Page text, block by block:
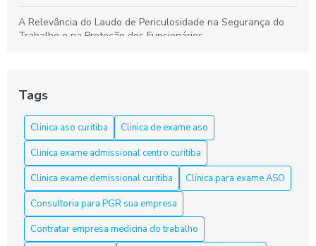
A Relevância do Laudo de Periculosidade na Segurança do
Trabalho e na Proteção dos Funcionários
Aprenda tudo sobre o curso NR 33 em Curitiba e garanta sua
Aso Curitiba é a Solução Ideal para a Saúde e Segurança do
Trabalho
Aso Curitiba é a Solução Ideal para sua Saúde e Bem-Estar
Aso Curitiba é a Solução Ideal para sua Saúde e Segurança
no Trabalho
Tags
Clinica aso curitiba
Clinica de exame aso
Clinica exame admissional centro curitiba
Clinica exame demissional curitiba
Clínica para exame ASO
Consultoria para PGR sua empresa
Contratar empresa medicina do trabalho